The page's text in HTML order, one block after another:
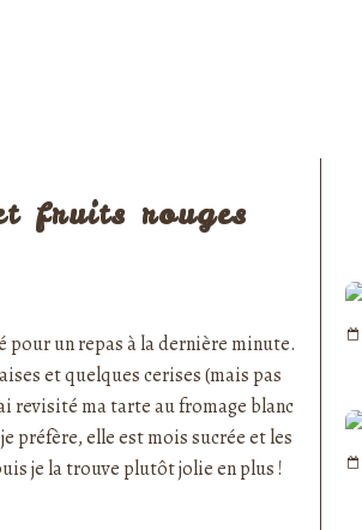
fruits rouges
un repas à la dernière minute.
et quelques cerises (mais pas
revisité matarte au fromage blanc
préfère, elle est mois sucrée et les
je la trouve plutôt jolie en plus !